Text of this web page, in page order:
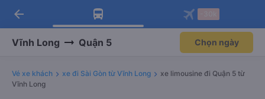
Tải app Vexere ngay!
Nhận ưu đãi thành viên độc
Mở app
Tải app Vexere
-30k/ghế khi đặt vé máy bay qua
Mở app
arrow_back
Vĩnh Long Quận 5 Chọn ngày
Vé xe khách xe đi Sài Gòn từ Vĩnh Long
xe limousine đi Quận 5 từ
Vĩnh Long